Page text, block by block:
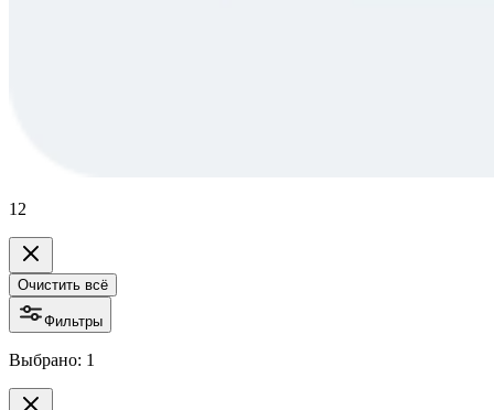
12
Очистить всё
Фильтры
Выбрано: 1